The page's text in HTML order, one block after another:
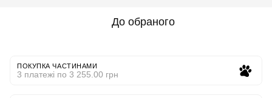
До обраного
ПОКУПКА ЧАСТИНАМИ
3 платежі по 3 255.00 грн